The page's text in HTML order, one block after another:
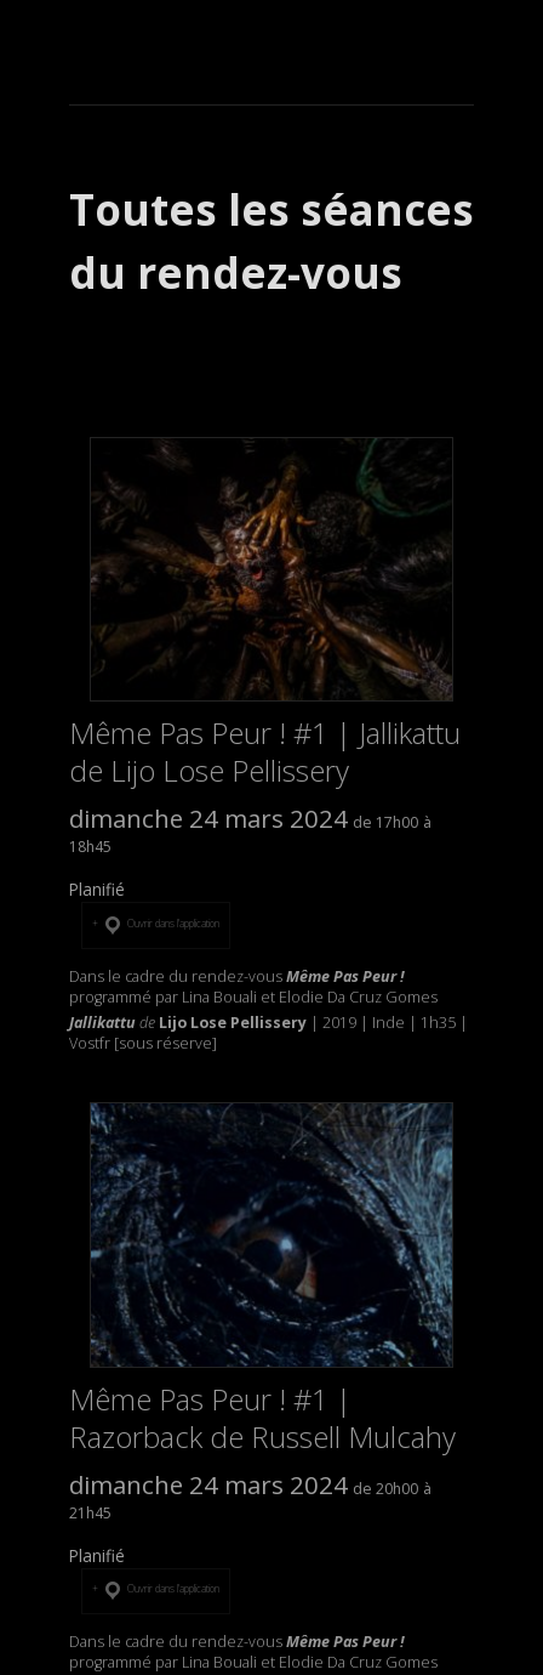
Toutes les séances
du rendez-vous
Même Pas Peur ! #1 | Jallikattu
de Lijo Lose Pellissery
dimanche 24 mars 2024
17h00
18h45
Planifié
Ouvrir dans l’application
Dans le cadre du rendez-vousMême Pas Peur !
programmé par Lina Bouali et Elodie Da Cruz Gomes
Jallikattude Lijo Lose Pellissery| 2019 | Inde | 1h35 |
Vostfr [sous réserve]
Même Pas Peur ! #1 |
Razorback de Russell Mulcahy
dimanche 24 mars 2024
20h00
21h45
Planifié
Ouvrir dans l’application
Dans le cadre du rendez-vousMême Pas Peur !
programmé par Lina Bouali et Elodie Da Cruz Gomes